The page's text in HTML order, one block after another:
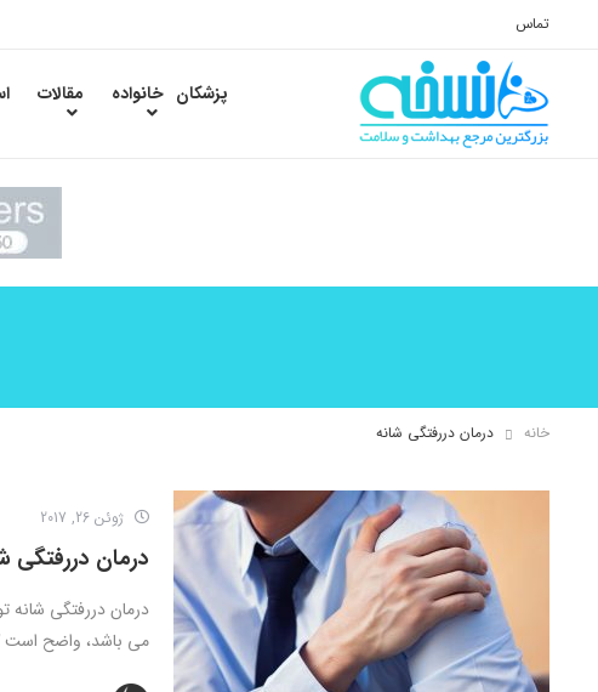
تماس
پزشکان خانواده مقالات
خانه درمان دررفتگی شانه
ژوئن 26, 2017
درمان دررفتگی
درمان دررفتگی
می باشد، واضح است